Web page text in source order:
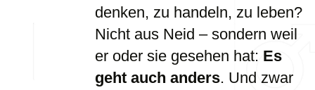
denken, zu handeln, zu leben?
Nicht aus Neid – sondern weil
er oder sie gesehen hat: Es
geht auch anders. Und zwar